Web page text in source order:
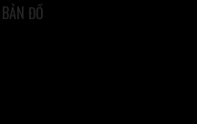
BẢN ĐỒ